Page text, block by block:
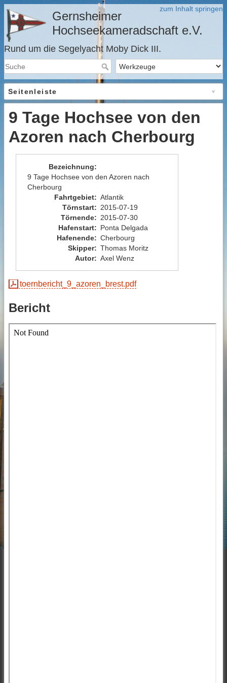
zum Inhalt springen
Gernsheimer
Hochseekameradschaft e.V.
Rund um die Segelyacht Moby Dick III.
Seitenleiste
9 Tage Hochsee von den
Azoren nach Cherbourg
Bezeichnung:
9 Tage Hochsee von den Azoren nach
Cherbourg
Fahrtgebiet: Atlantik
Törnstart: 2015-07-19
Törnende: 2015-07-30
Hafenstart: Ponta Delgada
Hafenende: Cherbourg
Skipper: Thomas Moritz
Autor: Axel Wenz
toernbericht_9_azoren_brest.pdf
Bericht